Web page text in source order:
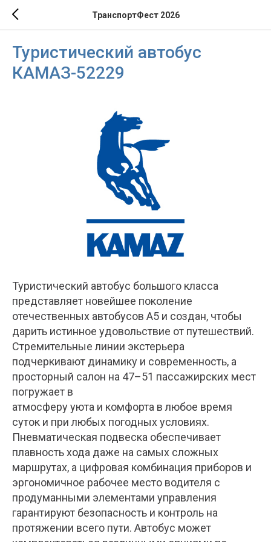
ТранспортФест 2026
Туристический автобус
КАМАЗ-52229
Туристический автобус большого класса
представляет новейшее поколение
отечественных автобусов А5 и создан, чтобы
дарить истинное удовольствие от путешествий.
Стремительные линии экстерьера
подчеркивают динамику и современность, а
просторный салон на 47–51 пассажирских мест
погружает в
атмосферу уюта и комфорта в любое время
суток и при любых погодных условиях.
Пневматическая подвеска обеспечивает
плавность хода даже на самых сложных
маршрутах, а цифровая комбинация приборов и
эргономичное рабочее место водителя с
продуманными элементами управления
гарантируют безопасность и контроль на
протяжении всего пути. Автобус может